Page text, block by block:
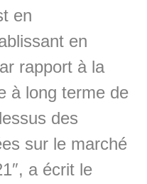
en
en
rapport à la
à long terme de
des
sur le marché
a écrit le